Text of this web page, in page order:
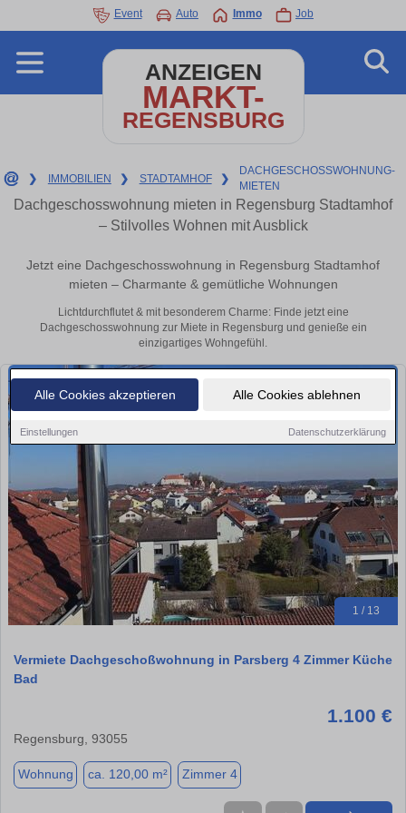
Alle Cookies akzeptieren Alle Cookies ablehnen
Einstellungen Datenschutzerklärung
Event Auto Immo Job
ANZEIGEN
MARKT-
REGENSBURG
❯ IMMOBILIEN ❯ STADTAMHOF ❯
DACHGESCHOSSWOHNUNG-
MIETEN
Dachgeschosswohnung mieten in Regensburg Stadtamhof
– Stilvolles Wohnen mit Ausblick
Jetzt eine Dachgeschosswohnung in Regensburg Stadtamhof
mieten – Charmante & gemütliche Wohnungen
Lichtdurchflutet & mit besonderem Charme: Finde jetzt eine
Dachgeschosswohnung zur Miete in Regensburg und genieße ein
einzigartiges Wohngefühl.
1 / 13
Vermiete Dachgeschoßwohnung in Parsberg 4 Zimmer Küche
Bad
1.100 €
Regensburg, 93055
Wohnung ca. 120,00 m² Zimmer 4